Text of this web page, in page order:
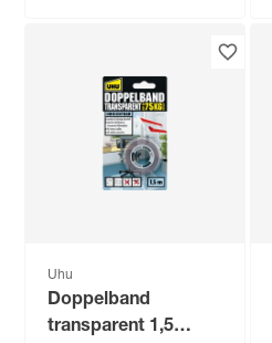
Uhu
Doppelband
transparent 1,5